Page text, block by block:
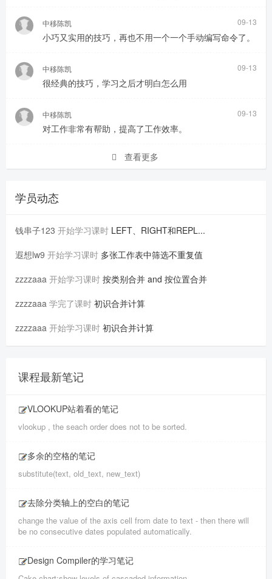
中移陈凯 09-13
小巧又实用的技巧，再也不用一个一个手动编写命令了。
中移陈凯 09-13
很经典的技巧，学习之后才明白怎么用
中移陈凯 09-13
对工作非常有帮助，提高了工作效率。
查看更多
学员动态
钱串子123 开始学习课时 LEFT、RIGHT和REPL...
遐想lw9 开始学习课时 多张工作表中筛选不重复值
zzzzaaa 开始学习课时 按类别合并 and 按位置合并
zzzzaaa 学完了课时 初识合并计算
zzzzaaa 开始学习课时 初识合并计算
课程最新笔记
VLOOKUP站着看的笔记
vlookup , the seach order does not to be sorted.
多余的空格的笔记
substitute(text, old_text, new_text)
去除分类轴上的空白的笔记
change the value of the axis cell from date to text - then there will
be no consecutive dates populated automatically.
Design Compiler的学习笔记